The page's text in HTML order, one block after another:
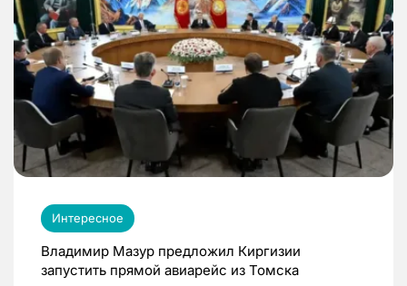
Интересное
Владимир Мазур предложил Киргизии
запустить прямой авиарейс из Томска